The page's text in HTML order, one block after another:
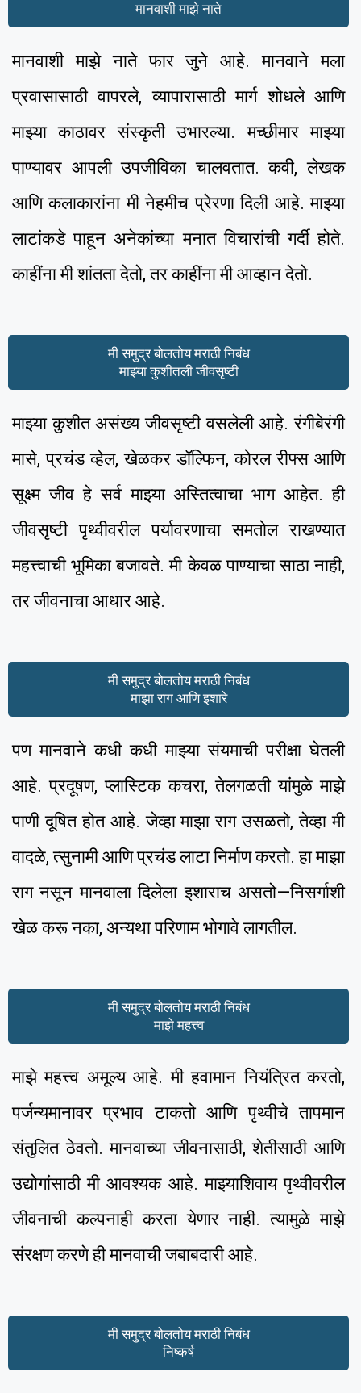
मानवाशी माझे नाते
मानवाशी माझे नाते फार जुने आहे. मानवाने मला
प्रवासासाठी वापरले, व्यापारासाठी मार्ग शोधले आणि
माझ्या काठावर संस्कृती उभारल्या. मच्छीमार माझ्या
पाण्यावर आपली उपजीविका चालवतात. कवी, लेखक
आणि कलाकारांना मी नेहमीच प्रेरणा दिली आहे. माझ्या
लाटांकडे पाहून अनेकांच्या मनात विचारांची गर्दी होते.
काहींना मी शांतता देतो, तर काहींना मी आव्हान देतो.
मी समुद्र बोलतोय मराठी निबंध
माझ्या कुशीतली जीवसृष्टी
माझ्या कुशीत असंख्य जीवसृष्टी वसलेली आहे. रंगीबेरंगी
मासे, प्रचंड व्हेल, खेळकर डॉल्फिन, कोरल रीफ्स आणि
सूक्ष्म जीव हे सर्व माझ्या अस्तित्वाचा भाग आहेत. ही
जीवसृष्टी पृथ्वीवरील पर्यावरणाचा समतोल राखण्यात
महत्त्वाची भूमिका बजावते. मी केवळ पाण्याचा साठा नाही,
तर जीवनाचा आधार आहे.
मी समुद्र बोलतोय मराठी निबंध
माझा राग आणि इशारे
पण मानवाने कधी कधी माझ्या संयमाची परीक्षा घेतली
आहे. प्रदूषण, प्लास्टिक कचरा, तेलगळती यांमुळे माझे
पाणी दूषित होत आहे. जेव्हा माझा राग उसळतो, तेव्हा मी
वादळे, त्सुनामी आणि प्रचंड लाटा निर्माण करतो. हा माझा
राग नसून मानवाला दिलेला इशाराच असतो—निसर्गाशी
खेळ करू नका, अन्यथा परिणाम भोगावे लागतील.
मी समुद्र बोलतोय मराठी निबंध
माझे महत्त्व
माझे महत्त्व अमूल्य आहे. मी हवामान नियंत्रित करतो,
पर्जन्यमानावर प्रभाव टाकतो आणि पृथ्वीचे तापमान
संतुलित ठेवतो. मानवाच्या जीवनासाठी, शेतीसाठी आणि
उद्योगांसाठी मी आवश्यक आहे. माझ्याशिवाय पृथ्वीवरील
जीवनाची कल्पनाही करता येणार नाही. त्यामुळे माझे
संरक्षण करणे ही मानवाची जबाबदारी आहे.
मी समुद्र बोलतोय मराठी निबंध
निष्कर्ष